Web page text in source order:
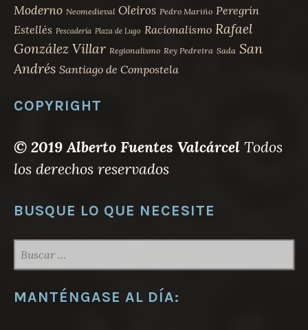
Moderno Neomedieval Oleiros Pedro Mariño Peregrín
Estellés Pescadería Plaza de Lugo Racionalismo Rafael
González Villar Regionalismo Rey Pedreira Sada San
Andrés Santiago de Compostela
COPYRIGHT
© 2019 Alberto Fuentes Valcárcel Todos
los derechos reservados
BUSQUE LO QUE NECESITE
MANTÉNGASE AL DÍA: